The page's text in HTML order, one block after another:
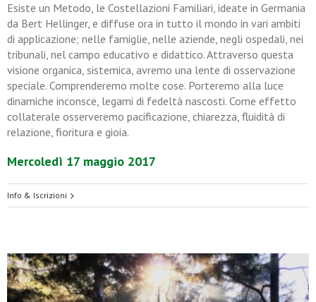
Esiste un Metodo, le Costellazioni Familiari, ideate in Germania
da Bert Hellinger, e diffuse ora in tutto il mondo in vari ambiti
di applicazione; nelle famiglie, nelle aziende, negli ospedali, nei
tribunali, nel campo educativo e didattico. Attraverso questa
visione organica, sistemica, avremo una lente di osservazione
speciale. Comprenderemo molte cose. Porteremo alla luce
dinamiche inconsce, legami di fedeltà nascosti. Come effetto
collaterale osserveremo pacificazione, chiarezza, fluidità di
relazione, fioritura e gioia.
Mercoledì 17 maggio 2017
Info & Iscrizioni